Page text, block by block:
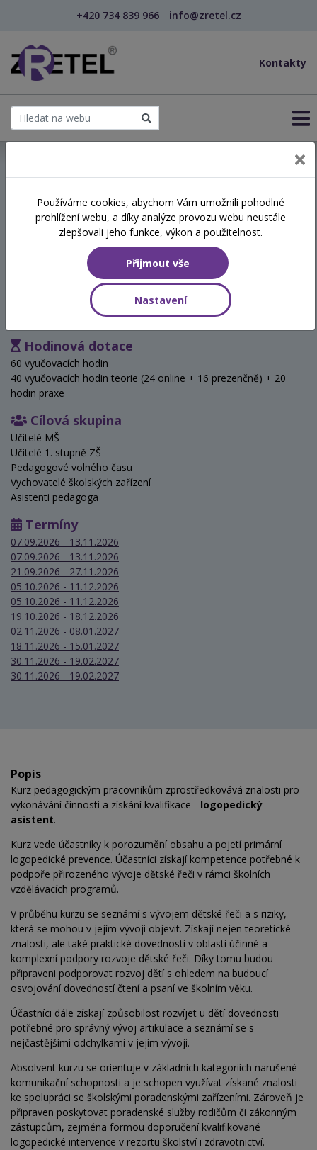
+420 734 839 966 info@zretel.cz
Kontakty
šablony
Podpora přirozeného
rozvoje řeči u dětí –
primární logopedická
prevence (kombinované)
Hodinová dotace
60 vyučovacích hodin
40 vyučovacích hodin teorie (24 online + 16 prezenčně) + 20
hodin praxe
Cílová skupina
Učitelé MŠ
Učitelé 1. stupně ZŠ
Pedagogové volného času
Vychovatelé školských zařízení
Asistenti pedagoga
Termíny
07.09.2026 - 13.11.2026
07.09.2026 - 13.11.2026
21.09.2026 - 27.11.2026
05.10.2026 - 11.12.2026
05.10.2026 - 11.12.2026
19.10.2026 - 18.12.2026
02.11.2026 - 08.01.2027
18.11.2026 - 15.01.2027
30.11.2026 - 19.02.2027
30.11.2026 - 19.02.2027
Popis
Kurz pedagogickým pracovníkům zprostředkovává znalosti pro
vykonávání činnosti a získání kvalifikace - logopedický
asistent.
Kurz vede účastníky k porozumění obsahu a pojetí primární
logopedické prevence. Účastníci získají kompetence potřebné k
podpoře přirozeného vývoje dětské řeči v rámci školních
vzdělávacích programů.
V průběhu kurzu se seznámí s vývojem dětské řeči a s riziky,
která se mohou v jejím vývoji objevit. Získají nejen teoretické
znalosti, ale také praktické dovednosti v oblasti účinné a
komplexní podpory rozvoje dětské řeči. Díky tomu budou
připraveni podporovat rozvoj dětí s ohledem na budoucí
osvojování dovedností čtení a psaní ve školním věku.
Účastníci dále získají způsobilost rozvíjet u dětí dovednosti
potřebné pro správný vývoj artikulace a seznámí se s
nejčastějšími odchylkami v jejím vývoji.
Absolvent kurzu se orientuje v základních kategoriích narušené
komunikační schopnosti a je schopen využívat získané znalosti
ke spolupráci se školskými poradenskými zařízeními. Zároveň je
připraven poskytovat poradenské služby rodičům či zákonným
zástupcům, zejména formou doporučení kvalifikované
logopedické intervence v rezortu školství i zdravotnictví.
Používáme cookies, abychom Vám umožnili pohodlné
prohlížení webu, a díky analýze provozu webu neustále
zlepšovali jeho funkce, výkon a použitelnost.
Přijmout vše
Nastavení